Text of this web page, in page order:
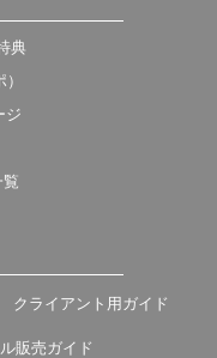
典
ジ
クライアント用ガイド
販売ガイド